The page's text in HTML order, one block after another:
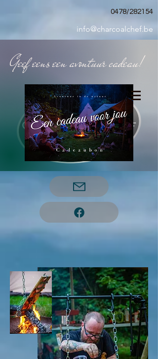
0478/282154
info@charcoalchef.be
Geef eens een avontuur cadeau!